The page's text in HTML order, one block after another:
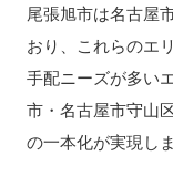
尾張旭市は名古屋
おり、これらのエ
手配ニーズが多い
市・名古屋市守山
の一本化が実現しま